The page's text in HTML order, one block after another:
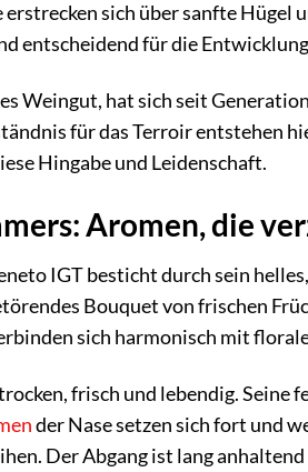
sich über sanfte Hügel
entscheidend für die
Weingut, hat sich seit
für das Terroir entstehen
Hingabe und Leidenschaft.
Aromen, die
IGT besticht durch sein
Bouquet von frischen
sich harmonisch mit
frisch und lebendig. Seine
der Nase setzen sich fort und
Der Abgang ist lang